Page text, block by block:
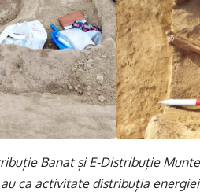
Banat și E-Distribuție
ca activitate distribuția